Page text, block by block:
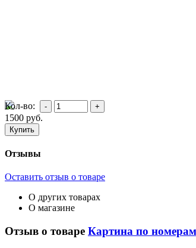
Кол-во:
1500 руб.
Отзывы
Оставить отзыв о товаре
О других товарах
О магазине
Отзыв о товаре Картина по